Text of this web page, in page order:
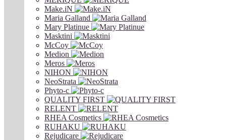
Make.iN
Maria Galland
Mary Platinue
Masktini
McCoy
Medion
Meros
NIHON
NeoStrata
Phyto-c
QUALITY FIRST
RELENT
RHEA Cosmetics
RUHAKU
Rejudicare